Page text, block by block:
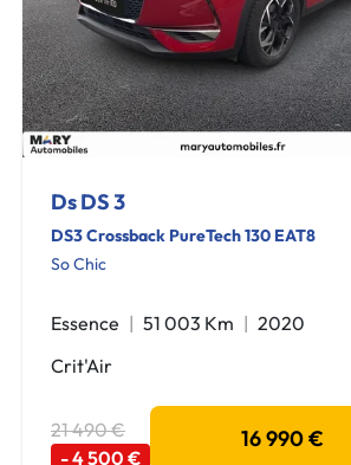
Ds DS 3
DS3 Crossback PureTech 130 EAT8
So Chic
Essence 51 003 Km
2020
Crit'Air
21 490 €
- 4 500 €
16 990 €